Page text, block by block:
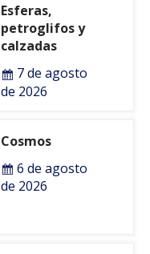
Esferas,
petroglifos y
calzadas
7 de agosto
de 2026
Cosmos
6 de agosto
de 2026